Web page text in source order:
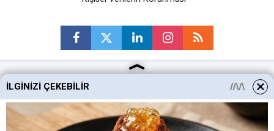
Ankara Haberleri
Keçiören Haberleri
İLGINIZI ÇEKEBILIR